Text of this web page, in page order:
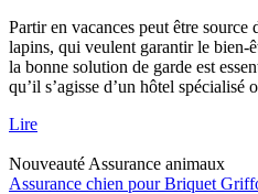
Partir en vacances peut être source
lapins, qui veulent garantir le bien-
la bonne solution de garde est
qu’il s’agisse d’un hôtel spécialisé
Lire
Nouveauté Assurance animaux
Assurance chien pour Briquet